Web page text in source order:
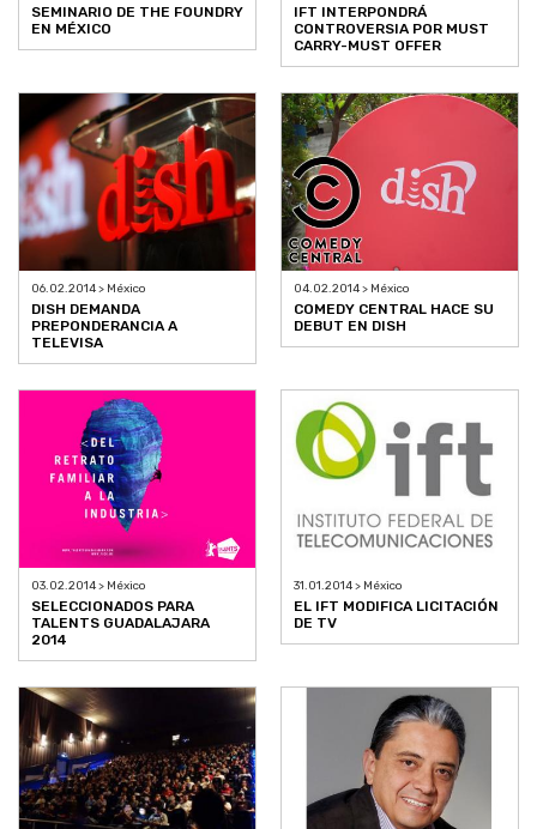
SEMINARIO DE THE FOUNDRY
EN MÉXICO
IFT INTERPONDRÁ
CONTROVERSIA POR MUST
CARRY-MUST OFFER
06.02.2014 > México
DISH DEMANDA
PREPONDERANCIA A
TELEVISA
04.02.2014 > México
COMEDY CENTRAL HACE SU
DEBUT EN DISH
03.02.2014 > México
SELECCIONADOS PARA
TALENTS GUADALAJARA
2014
31.01.2014 > México
EL IFT MODIFICA LICITACIÓN
DE TV